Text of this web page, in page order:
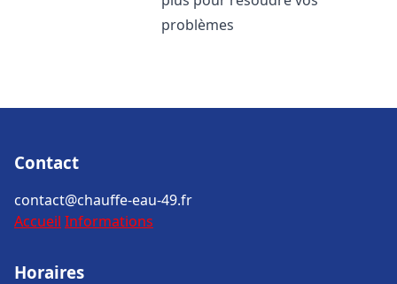
problèmes
Contact
contact@chauffe-eau-49.fr
Accueil Informations
Horaires